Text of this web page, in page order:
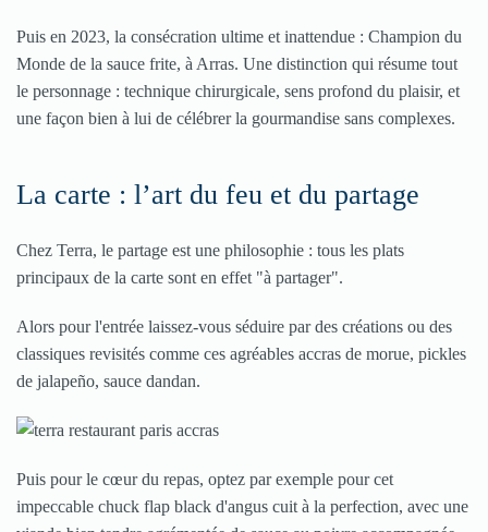
Puis en 2023, la consécration ultime et inattendue : Champion du
Monde de la sauce frite, à Arras. Une distinction qui résume tout
le personnage : technique chirurgicale, sens profond du plaisir, et
une façon bien à lui de célébrer la gourmandise sans complexes.
La carte : l’art du feu et du partage
Chez Terra, le partage est une philosophie : tous les plats
principaux de la carte sont en effet "à partager".
Alors pour l'entrée laissez-vous séduire par des créations ou des
classiques revisités comme ces agréables accras de morue, pickles
de jalapeño, sauce dandan.
Puis pour le cœur du repas, optez par exemple pour cet
impeccable chuck flap black d'angus cuit à la perfection, avec une